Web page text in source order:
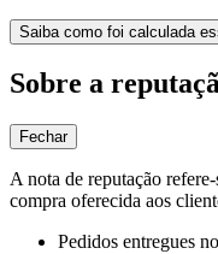
Saiba como foi calculada
Sobre a
Fechar
A nota de reputação
compra oferecida aos
Pedidos entregues